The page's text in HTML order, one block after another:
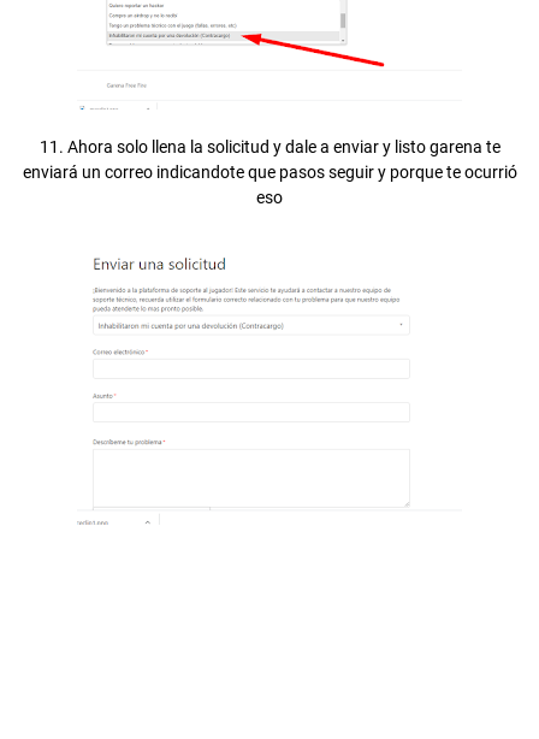
11. Ahora solo llena la solicitud y dale a enviar y listo garena te
enviará un correo indicandote que pasos seguir y porque te ocurrió
eso